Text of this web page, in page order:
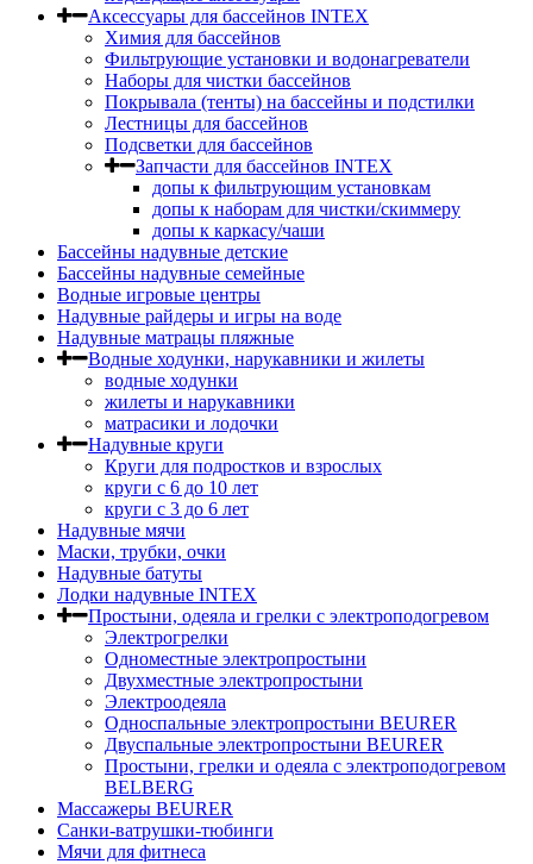
Аксессуары для бассейнов INTEX
Химия для бассейнов
Фильтрующие установки и водонагреватели
Наборы для чистки бассейнов
Покрывала (тенты) на бассейны и подстилки
Лестницы для бассейнов
Подсветки для бассейнов
Запчасти для бассейнов INTEX
допы к фильтрующим установкам
допы к наборам для чистки/скиммеру
допы к каркасу/чаши
Бассейны надувные детские
Бассейны надувные семейные
Водные игровые центры
Надувные райдеры и игры на воде
Надувные матрацы пляжные
Водные ходунки, нарукавники и жилеты
водные ходунки
жилеты и нарукавники
матрасики и лодочки
Надувные круги
Круги для подростков и взрослых
круги с 6 до 10 лет
круги c 3 до 6 лет
Надувные мячи
Маски, трубки, очки
Надувные батуты
Лодки надувные INTEX
Простыни, одеяла и грелки с электроподогревом
Электрогрелки
Одноместные электропростыни
Двухместные электропростыни
Электроодеяла
Односпальные электропростыни BEURER
Двуспальные электропростыни BEURER
Простыни, грелки и одеяла с электроподогревом
BELBERG
Массажеры BEURER
Санки-ватрушки-тюбинги
Мячи для фитнеса